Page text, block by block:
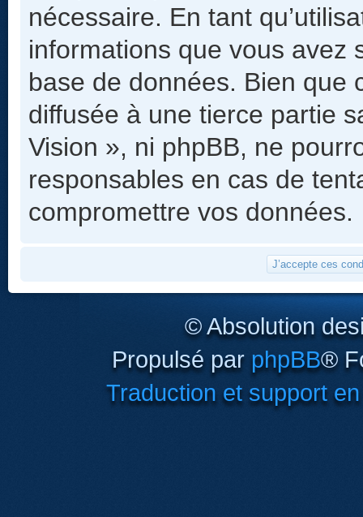
nécessaire. En tant
informations que vous avez
base de données. Bien que
diffusée à une tierce partie
Vision », ni phpBB, ne
responsables en cas de
compromettre vos données.
© Absolution
Propulsé par phpBB®
Traduction et support